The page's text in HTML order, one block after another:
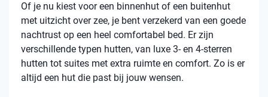
Of je nu kiest voor een binnenhut of een buitenhut
met uitzicht over zee, je bent verzekerd van een goede
nachtrust op een heel comfortabel bed. Er zijn
verschillende typen hutten, van luxe 3- en 4-sterren
hutten tot suites met extra ruimte en comfort. Zo is er
altijd een hut die past bij jouw wensen.